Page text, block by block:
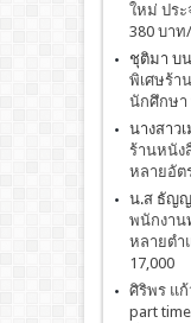
ใหม่ ประ
380 บาท
ชุติมา บน
พิเศษร้า
นักศึกษา
นางสาว
ร้านหนัง
หลายอัต
น.ส ธัญญ
พนักงาน
หลายตำ
17,000
ศิริพร แก้
part